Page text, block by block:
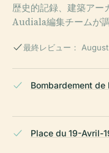
歴史的記録、建築アー
Audiala編集チームが
最終レビュー：
Bombardement
Place du 19-Avril-